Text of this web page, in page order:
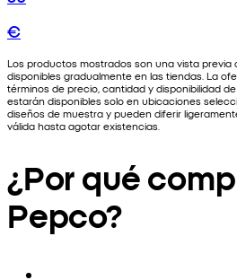
€
Los productos mostrados son una vista
disponibles gradualmente en las tiendas. La
términos de precio, cantidad y disponibilidad
estarán disponibles solo en ubicaciones
diseños de muestra y pueden diferir
válida hasta agotar existencias.
¿Por qué
Pepco?